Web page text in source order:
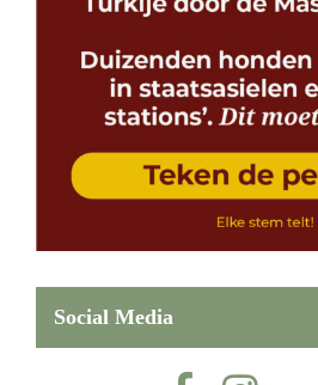
Social Media